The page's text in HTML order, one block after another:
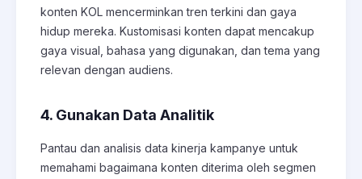
konten KOL mencerminkan tren terkini dan gaya
hidup mereka. Kustomisasi konten dapat mencakup
gaya visual, bahasa yang digunakan, dan tema yang
relevan dengan audiens.
4. Gunakan Data Analitik
Pantau dan analisis data kinerja kampanye untuk
memahami bagaimana konten diterima oleh segmen